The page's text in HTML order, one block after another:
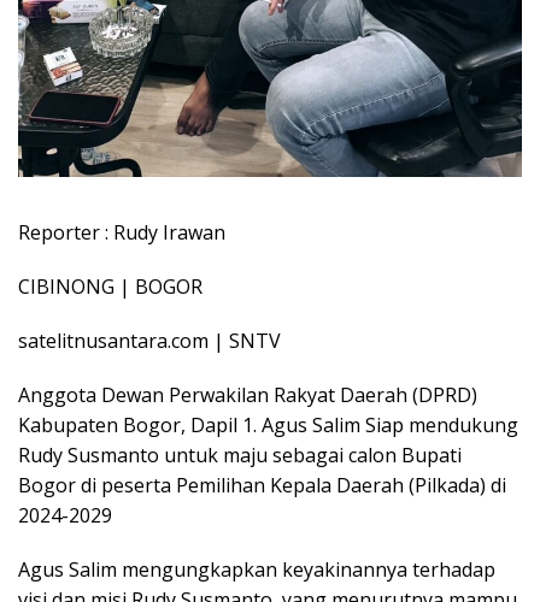
Reporter : Rudy Irawan
CIBINONG | BOGOR
satelitnusantara.com | SNTV
Anggota Dewan Perwakilan Rakyat Daerah (DPRD)
Kabupaten Bogor, Dapil 1. Agus Salim Siap mendukung
Rudy Susmanto untuk maju sebagai calon Bupati
Bogor di peserta Pemilihan Kepala Daerah (Pilkada) di
2024-2029
Agus Salim mengungkapkan keyakinannya terhadap